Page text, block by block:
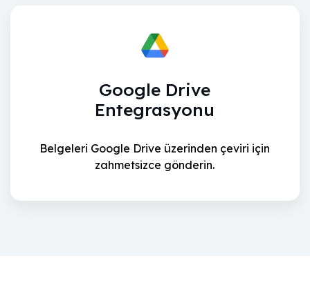
Google Drive
Entegrasyonu
Belgeleri Google Drive üzerinden çeviri için
zahmetsizce gönderin.